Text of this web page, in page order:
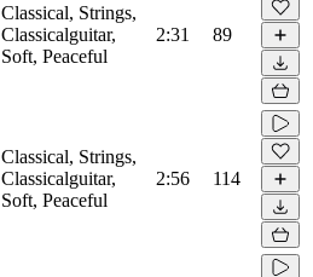
Classical, Strings,
Classicalguitar,
Soft, Peaceful
2:31 89
Classical, Strings,
Classicalguitar,
Soft, Peaceful
2:56 114